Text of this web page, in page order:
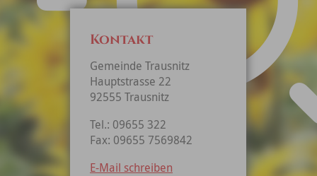
Kontakt
Gemeinde Trausnitz
Hauptstrasse 22
92555 Trausnitz
Tel.: 09655 322
Fax: 09655 7569842
E-Mail schreiben